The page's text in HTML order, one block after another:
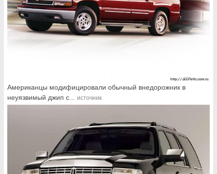
Американцы модифицировали обычный внедорожник в
неуязвимый джип с... источник